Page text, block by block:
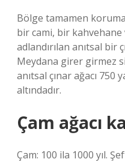
Bölge tamamen koruma
bir cami, bir kahvehane
adlandırılan anıtsal bir
Meydana girer girmez
anıtsal çınar ağacı 750
altındadır.
Çam ağacı
Çam: 100 ila 1000 yıl.